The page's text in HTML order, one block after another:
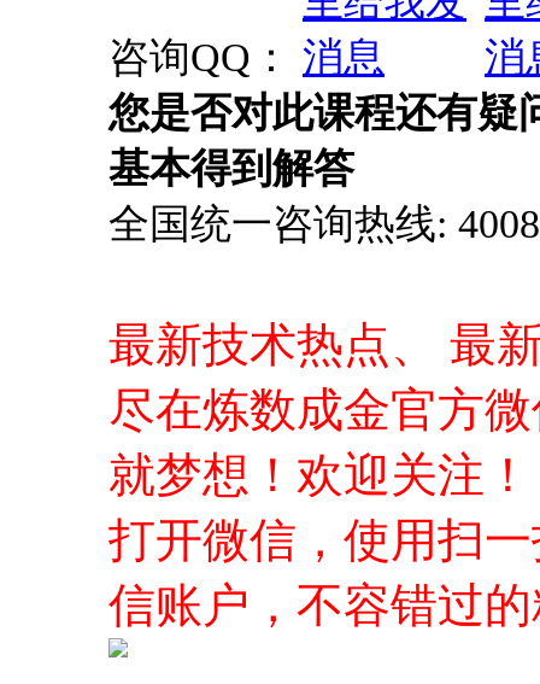
咨询QQ：
您是否对此课程还有疑
基本得到解答
全国统一咨询热线:
最新技术热点、 最
尽在炼数成金官方
就梦想！欢迎关注！
打开微信，使用扫
信账户，不容错过